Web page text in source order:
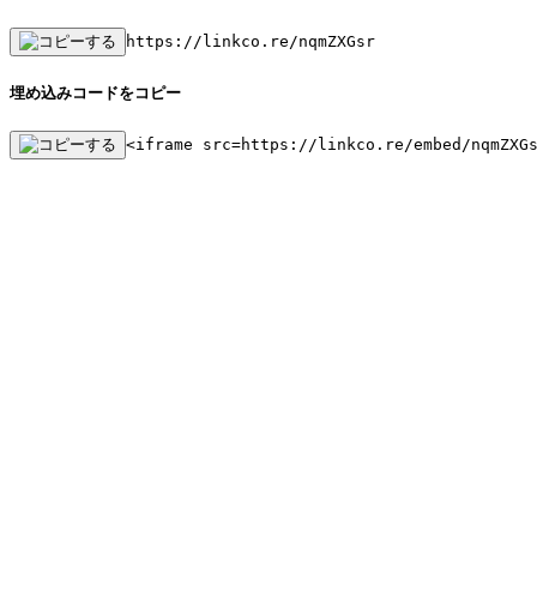
https://linkco.re/nqmZXGsr
埋め込みコードをコピー
<iframe src=https://linkco.re/embed/